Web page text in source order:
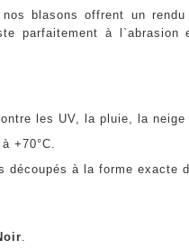
nos blasons offrent un
parfaitement à
les UV, la pluie, la neige
+70°C.
découpés à la forme exacte